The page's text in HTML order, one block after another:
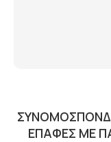
ΕΠΑΦΈΣ ΜΕ